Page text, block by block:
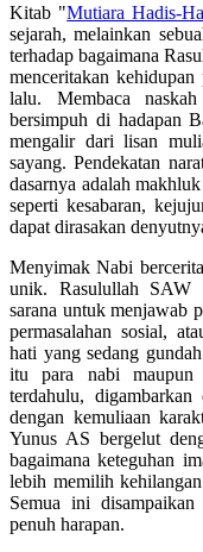
Kitab "Mutiara Hadis-
sejarah, melainkan
terhadap bagaimana
menceritakan kehidupan
lalu. Membaca
bersimpuh di hadapan
mengalir dari lisan
sayang. Pendekatan
dasarnya adalah
seperti kesabaran,
dapat dirasakan
Menyimak Nabi
unik. Rasulullah SAW
sarana untuk menjawab
permasalahan sosial,
hati yang sedang
itu para nabi maupun
terdahulu,
dengan kemuliaan
Yunus AS bergelut
bagaimana keteguhan
lebih memilih
Semua ini
penuh harapan.